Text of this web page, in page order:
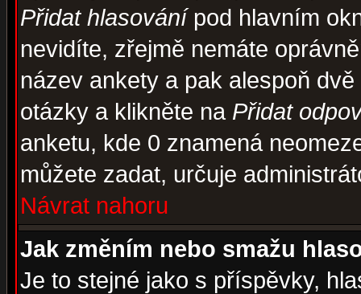
Přidat hlasovánípod hlavním
nevidíte, zřejmě nemáte
název ankety a pak alespoň
otázky a klikněte na Přidat
anketu, kde 0 znamená
můžete zadat, určuje
Návrat nahoru
Jak změním nebo smažu
Je to stejné jako s příspěvky,